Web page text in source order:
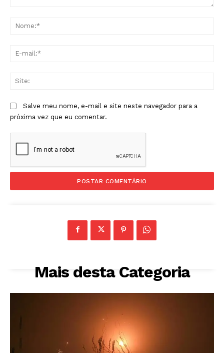
Salve meu nome, e-mail e site neste navegador para a
próxima vez que eu comentar.
Mais desta Categoria